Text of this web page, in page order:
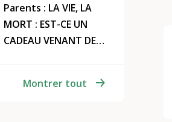
Parents : LA VIE, LA
MORT : EST-CE UN
CADEAU VENANT DES
Montrer tout